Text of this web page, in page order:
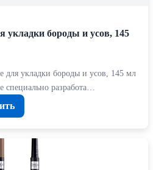
бороды и усов, 145
укладки бороды и усов, 145 мл
разработа…